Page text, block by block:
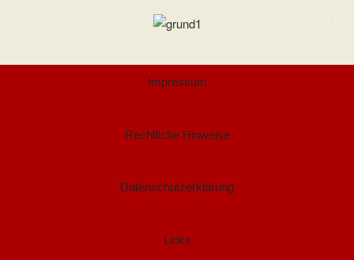
Impressum
Rechtliche Hinweise
Datenschutzerklärung
Links